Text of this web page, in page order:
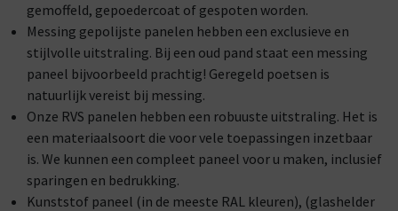
gemoffeld, gepoedercoat of gespoten worden.
Messing gepolijste panelen hebben een exclusieve en
stijlvolle uitstraling. Bij een oud pand staat een messing
paneel bijvoorbeeld prachtig! Geregeld poetsen is
natuurlijk vereist bij messing.
Onze RVS panelen hebben een robuuste uitstraling. Het is
een materiaalsoort die voor vele toepassingen inzetbaar
is. We kunnen een compleet paneel voor u maken, inclusief
sparingen en bedrukking.
Kunststof paneel (in de meeste RAL kleuren), (glashelder